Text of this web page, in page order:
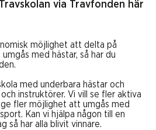
via Travfonden här
möjlighet att delta på
med hästar, så har du
med underbara hästar och
instruktörer. Vi vill se fler aktiva
fler möjlighet att umgås med
Kan vi hjälpa någon till en
så har alla blivit vinnare.